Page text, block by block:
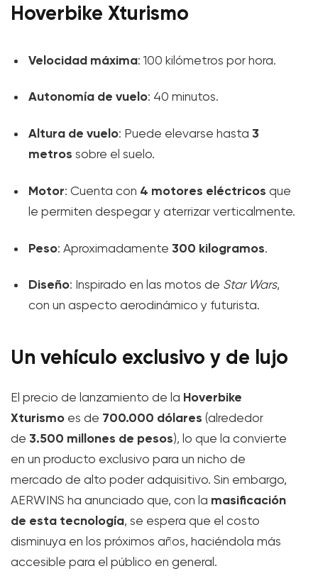
Hoverbike Xturismo
Velocidad máxima: 100 kilómetros por hora.
Autonomía de vuelo: 40 minutos.
Altura de vuelo: Puede elevarse hasta 3
metros sobre el suelo.
Motor: Cuenta con 4 motores eléctricos que
le permiten despegar y aterrizar verticalmente.
Peso: Aproximadamente 300 kilogramos.
Diseño: Inspirado en las motos de Star Wars,
con un aspecto aerodinámico y futurista.
Un vehículo exclusivo y de lujo
El precio de lanzamiento de la Hoverbike
Xturismo es de 700.000 dólares (alrededor
de 3.500 millones de pesos), lo que la convierte
en un producto exclusivo para un nicho de
mercado de alto poder adquisitivo. Sin embargo,
AERWINS ha anunciado que, con la masificación
de esta tecnología, se espera que el costo
disminuya en los próximos años, haciéndola más
accesible para el público en general.